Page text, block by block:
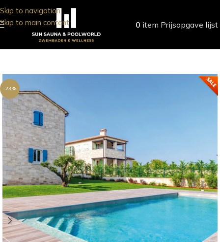
Skip to navigation
Skip to main content
0 item Prijsopgave lijst
-23%